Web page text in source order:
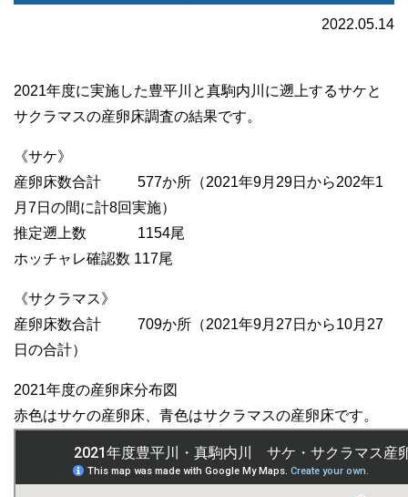
2022.05.14
2021年度に実施した豊平川と真駒内川に遡上するサケと
サクラマスの産卵床調査の結果です。
《サケ》
産卵床数合計 577か所（2021年9月29日から202年1
月7日の間に計8回実施）
推定遡上数 1154尾
ホッチャレ確認数 117尾
《サクラマス》
産卵床数合計 709か所（2021年9月27日から10月27
日の合計）
2021年度の産卵床分布図
赤色はサケの産卵床、青色はサクラマスの産卵床です。